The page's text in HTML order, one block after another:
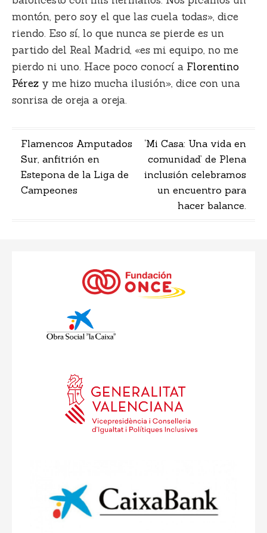
montón, pero soy el que las cuela todas», dice
riendo. Eso sí, lo que nunca se pierde es un
partido del Real Madrid, «es mi equipo, no me
pierdo ni uno. Hace poco conocí a Florentino
Pérez y me hizo mucha ilusión», dice con una
sonrisa de oreja a oreja.
Navegación
de
entradas
Flamencos Amputados
Sur, anfitrión en
Estepona de la Liga de
Campeones
‘Mi Casa: Una vida en
comunidad’ de Plena
inclusión celebramos
un encuentro para
hacer balance.